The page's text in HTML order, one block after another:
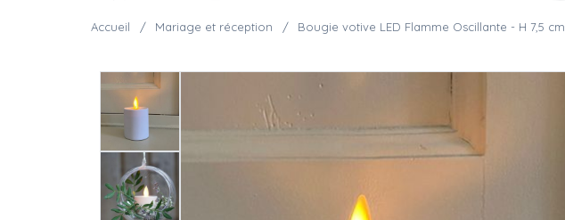
Accueil Mariage et réception Bougie votive LED Flamme Oscillante - H 7,5 cm